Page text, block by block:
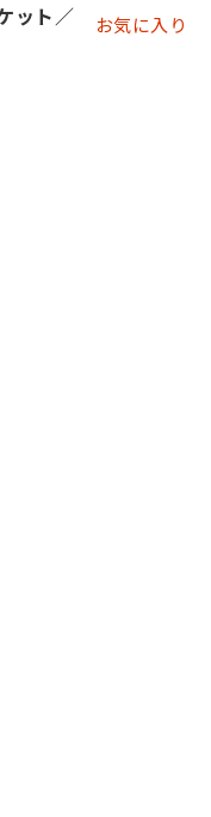
ット／
お気に入り